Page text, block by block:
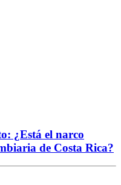
¿Está el narco
de Costa Rica?